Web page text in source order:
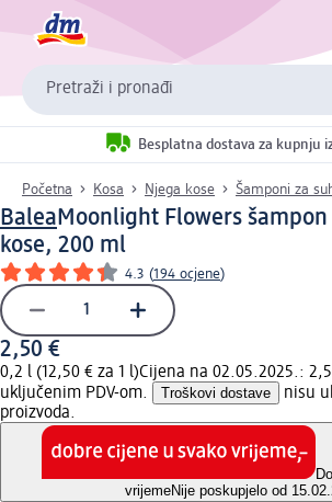
Pretraži i pronađi
Besplatna dostava za kupnju
Početna Kosa Njega kose Šamponi za
BaleaMoonlight Flowers
kose, 200 ml
4.3 (194 ocjene)
2,50 €
0,2 l (12,50 € za 1 l)Cijena na 02.05.2025.:
uključenim PDV-om.
Troškovi dostave
nisu
proizvoda.
vrijemeNije poskupjelo od